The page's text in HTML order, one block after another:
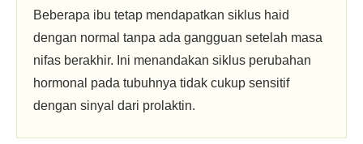
Beberapa ibu tetap mendapatkan siklus haid
dengan normal tanpa ada gangguan setelah masa
nifas berakhir. Ini menandakan siklus perubahan
hormonal pada tubuhnya tidak cukup sensitif
dengan sinyal dari prolaktin.